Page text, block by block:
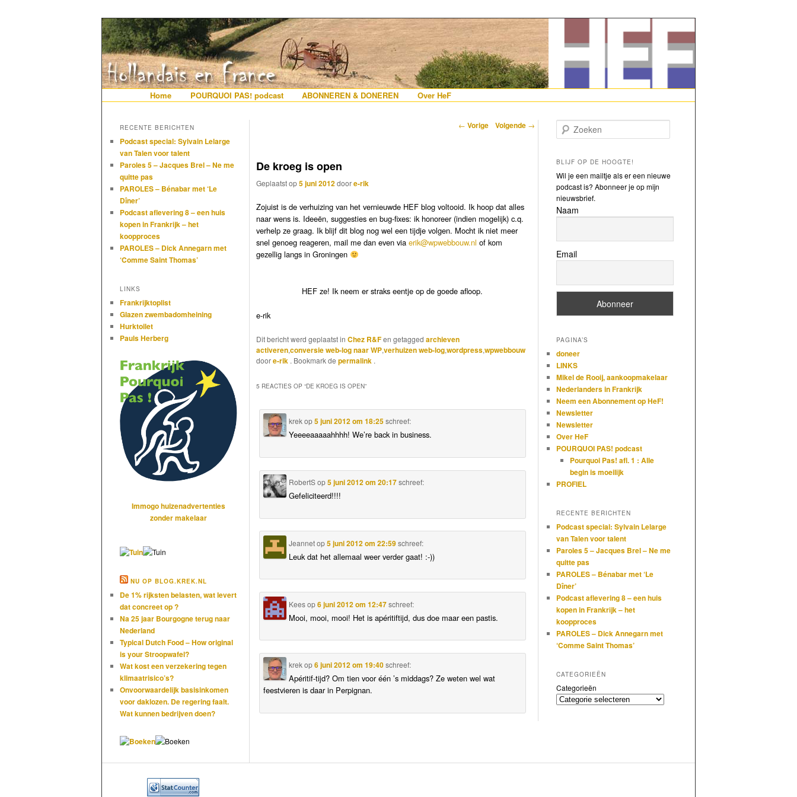
Hollandais en France
De gezelligste website voor Nederlanders die iets met Frankrijk hebben
Spring naar de primaire inhoud
Spring naar de secundaire inhoud
Home POURQUOI PAS! podcast ABONNEREN & DONEREN Over HeF
Berichtnavigatie
← Vorige Volgende →
De kroeg is open
Geplaatst op5 juni 2012doore-rik
Zojuist is de verhuizing van het vernieuwde HEF blog voltooid. Ik hoop dat alles
naar wens is. Ideeën, suggesties en bug-fixes: ik honoreer (indien mogelijk) c.q.
verhelp ze graag. Ik blijf dit blog nog wel een tijdje volgen. Mocht ik niet meer
snel genoeg reageren, mail me dan even viaerik@wpwebbouw.nl of kom
gezellig langs in Groningen
HEF ze! Ik neem er straks eentje op de goede afloop.
e-rik
Dit bericht werd geplaatst inChez R&Fen getaggedarchieven
activeren,conversie web-log naar WP,verhuizen web-log,wordpress,wpwebbouw
doore-rik . Bookmark depermalink .
5 REACTIES OP “DE KROEG IS OPEN”
krekop5 juni 2012 om 18:25schreef:
Yeeeeaaaaahhhh! We’re back in business.
RobertSop5 juni 2012 om 20:17schreef:
Gefeliciteerd!!!!
Jeannetop5 juni 2012 om 22:59schreef:
Leuk dat het allemaal weer verder gaat! :-))
Keesop6 juni 2012 om 12:47schreef:
Mooi, mooi, mooi! Het is apéritiftijd, dus doe maar een pastis.
krekop6 juni 2012 om 19:40schreef:
Apéritif-tijd? Om tien voor één ’s middags? Ze weten wel wat
feestvieren is daar in Perpignan.
RECENTE BERICHTEN
Podcast special: Sylvain Lelarge
van Talen voor talent
Paroles 5 – Jacques Brel – Ne me
quitte pas
PAROLES – Bénabar met ‘Le
Dîner’
Podcast aflevering 8 – een huis
kopen in Frankrijk – het
koopproces
PAROLES – Dick Annegarn met
‘Comme Saint Thomas’
LINKS
Frankrijktoplist
Glazen zwembadomheining
Hurktoilet
Pauls Herberg
Immogo huizenadvertenties
zonder makelaar
NU OP BLOG.KREK.NL
De 1% rijksten belasten, wat levert
dat concreet op ?
Na 25 jaar Bourgogne terug naar
Nederland
Typical Dutch Food – How original
is your Stroopwafel?
Wat kost een verzekering tegen
klimaatrisico’s?
Onvoorwaardelijk basisinkomen
voor daklozen. De regering faalt.
Wat kunnen bedrijven doen?
Zoeken
BLIJF OP DE HOOGTE!
Wil je een mailtje als er een nieuwe
podcast is? Abonneer je op mijn
nieuwsbrief.
Naam
Email
PAGINA’S
doneer
LINKS
Mikel de Rooij, aankoopmakelaar
Nederlanders in Frankrijk
Neem een Abonnement op HeF!
Newsletter
Newsletter
Over HeF
POURQUOI PAS! podcast
Pourquoi Pas! afl. 1 : Alle
begin is moeilijk
PROFIEL
RECENTE BERICHTEN
Podcast special: Sylvain Lelarge
van Talen voor talent
Paroles 5 – Jacques Brel – Ne me
quitte pas
PAROLES – Bénabar met ‘Le
Dîner’
Podcast aflevering 8 – een huis
kopen in Frankrijk – het
koopproces
PAROLES – Dick Annegarn met
‘Comme Saint Thomas’
CATEGORIEËN
Categorieën